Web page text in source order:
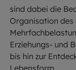
sind dabei die
Organisation
Erziehungs- und
bis hin zur
Lebensform.